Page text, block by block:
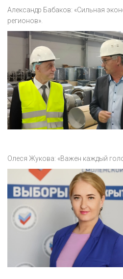
Александр Бабаков: «Сильная
регионов».
Олеся Жукова: «Важен каждый